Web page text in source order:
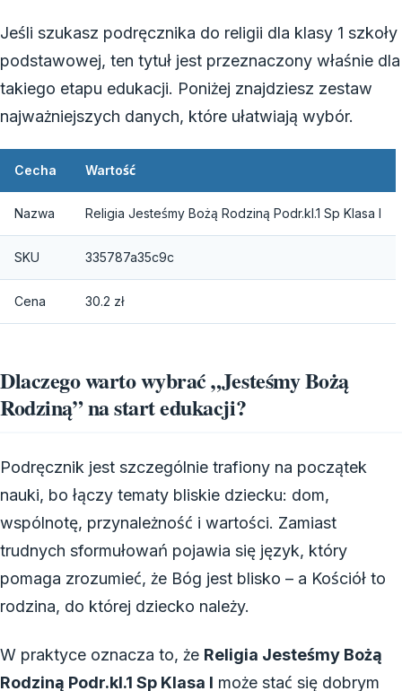
Jeśli szukasz podręcznika do religii dla klasy 1 szkoły
podstawowej, ten tytuł jest przeznaczony właśnie dla
takiego etapu edukacji. Poniżej znajdziesz zestaw
najważniejszych danych, które ułatwiają wybór.
Cecha Wartość
Nazwa Religia Jesteśmy Bożą Rodziną Podr.kl.1 Sp Klasa I
SKU 335787a35c9c
Cena 30.2 zł
Dlaczego warto wybrać „Jesteśmy Bożą
Rodziną” na start edukacji?
Podręcznik jest szczególnie trafiony na początek
nauki, bo łączy tematy bliskie dziecku: dom,
wspólnotę, przynależność i wartości. Zamiast
trudnych sformułowań pojawia się język, który
pomaga zrozumieć, że Bóg jest blisko – a Kościół to
rodzina, do której dziecko należy.
W praktyce oznacza to, że Religia Jesteśmy Bożą
Rodziną Podr.kl.1 Sp Klasa I może stać się dobrym